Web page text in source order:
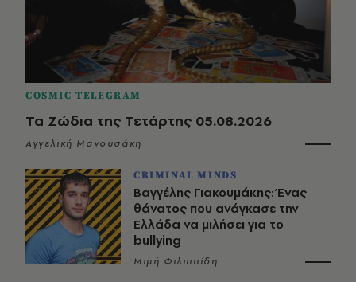
COSMIC TELEGRAM
Τα Ζώδια της Τετάρτης 05.08.2026
Αγγελική Μανουσάκη
CRIMINAL MINDS
Βαγγέλης Γιακουμάκης: Ένας
θάνατος που ανάγκασε την
Ελλάδα να μιλήσει για το
bullying
Μιμή Φιλιππίδη